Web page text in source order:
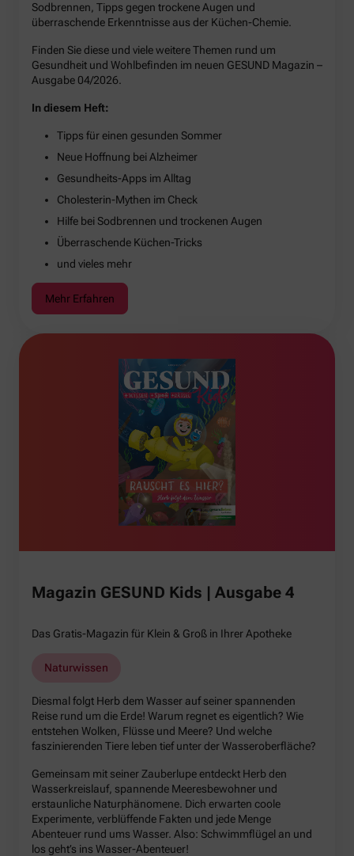
Sodbrennen, Tipps gegen trockene Augen und
überraschende Erkenntnisse aus der Küchen-Chemie.
Finden Sie diese und viele weitere Themen rund um
Gesundheit und Wohlbefinden im neuen GESUND Magazin –
Ausgabe 04/2026.
In diesem Heft:
Tipps für einen gesunden Sommer
Neue Hoffnung bei Alzheimer
Gesundheits-Apps im Alltag
Cholesterin-Mythen im Check
Hilfe bei Sodbrennen und trockenen Augen
Überraschende Küchen-Tricks
und vieles mehr
Mehr Erfahren
Magazin GESUND Kids | Ausgabe 4
Das Gratis-Magazin für Klein & Groß in Ihrer Apotheke
Naturwissen
Diesmal folgt Herb dem Wasser auf seiner spannenden
Reise rund um die Erde! Warum regnet es eigentlich? Wie
entstehen Wolken, Flüsse und Meere? Und welche
faszinierenden Tiere leben tief unter der Wasseroberfläche?
Gemeinsam mit seiner Zauberlupe entdeckt Herb den
Wasserkreislauf, spannende Meeresbewohner und
erstaunliche Naturphänomene. Dich erwarten coole
Experimente, verblüffende Fakten und jede Menge
Abenteuer rund ums Wasser. Also: Schwimmflügel an und
los geht’s ins Wasser-Abenteuer!